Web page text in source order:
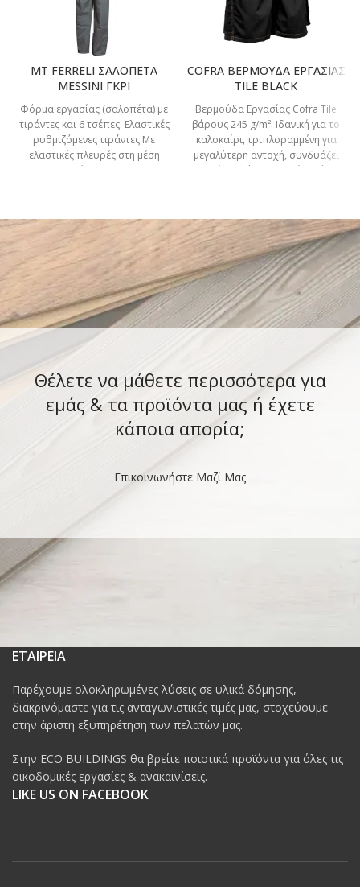
MT FERRELI ΣΑΛΟΠΕΤΑ
MESSINI ΓΚΡΙ
Φόρμα εργασίας (σαλοπέτα) με
τιράντες και 6 τσέπες. Ελαστικές
ρυθμιζόμενες τιράντες Με
ελαστικές πλευρές στη μέση
Μεγέθη S, M, L,
COFRA ΒΕΡΜΟΥΔΑ ΕΡΓΑΣΙΑΣ
TILE BLACK
Βερμούδα Εργασίας Cofra Tile
βάρους 245 g/m². Ιδανική για το
καλοκαίρι, τριπλοραμμένη για
μεγαλύτερη αντοχή, συνδυάζει
υψηλής ποιότητας πρώτες ύλες
Θέλετε να μάθετε περισσότερα για
εμάς & τα προϊόντα μας ή έχετε
κάποια απορία;
Επικοινωνήστε Μαζί Μας
ΕΤΑΙΡΕΙΑ
Παρέχουμε ολοκληρωμένες λύσεις σε υλικά δόμησης,
διακρινόμαστε για τις ανταγωνιστικές τιμές μας, στοχεύουμε
στην άριστη εξυπηρέτηση των πελατών μας.
Στην ECO BUILDINGS θα βρείτε ποιοτικά προϊόντα για όλες τις
οικοδομικές εργασίες & ανακαινίσεις.
LIKE US ON FACEBOOK